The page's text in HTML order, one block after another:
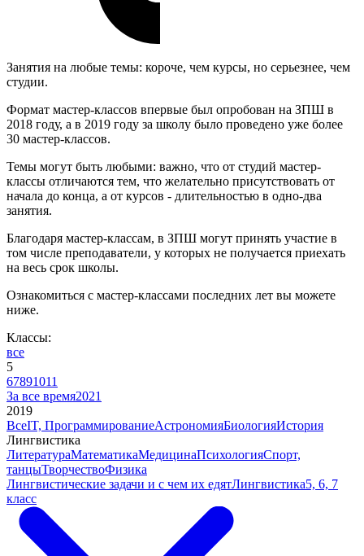
Занятия на любые темы: короче, чем курсы, но серьезнее, чем
студии.
Формат мастер-классов впервые был опробован на ЗПШ в
2018 году, а в 2019 году за школу было проведено уже более
30 мастер-классов.
Темы могут быть любыми: важно, что от студий мастер-
классы отличаются тем, что желательно присутствовать от
начала до конца, а от курсов - длительностью в одно-два
занятия.
Благодаря мастер-классам, в ЗПШ могут принять участие в
том числе преподаватели, у которых не получается приехать
на весь срок школы.
Ознакомиться с мастер-классами последних лет вы можете
ниже.
Классы:
все
5
67891011
За все время2021
2019
ВсеIT, ПрограммированиеАстрономияБиологияИстория
Лингвистика
ЛитератураМатематикаМедицинаПсихологияСпорт,
танцыТворчествоФизика
Лингвистические задачи и с чем их едятЛингвистика5, 6, 7
класс